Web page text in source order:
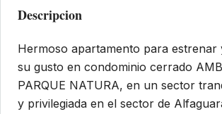
Descripcion
Hermoso apartamento para estrenar
su gusto en condominio cerrado
PARQUE NATURA, en un sector
y privilegiada en el sector de